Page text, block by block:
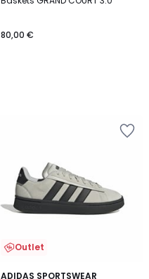
80,00 €
Outlet
ADIDAS SPORTSWEAR
4,9